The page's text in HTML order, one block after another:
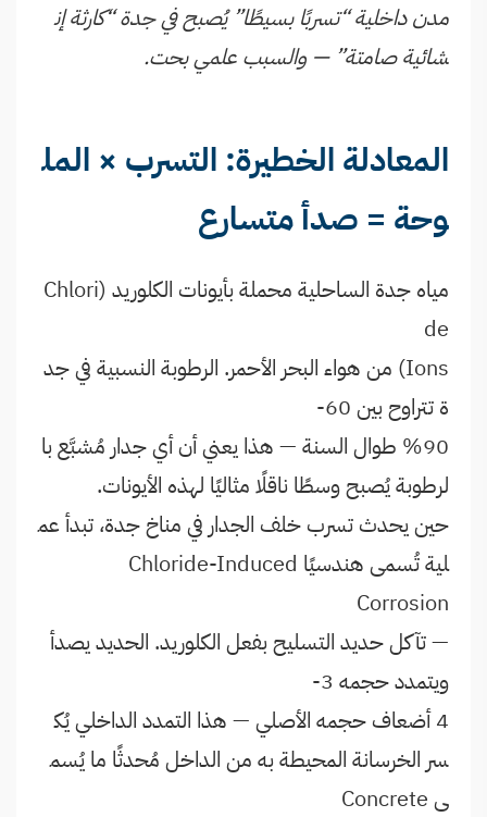
مدن داخلية “تسربًا بسيطًا” يُصبح في جدة “كارثة إن
شائية صامتة” — والسبب علمي بحت.
المعادلة الخطيرة: التسرب × المل
وحة = صدأ متسارع
مياه جدة الساحلية محملة بأيونات الكلوريد (Chlori
de
Ions) من هواء البحر الأحمر. الرطوبة النسبية في جد
ة تتراوح بين 60-
90% طوال السنة — هذا يعني أن أي جدار مُشبَّع با
لرطوبة يُصبح وسطًا ناقلًا مثاليًا لهذه الأيونات.
حين يحدث تسرب خلف الجدار في مناخ جدة، تبدأ عم
لية تُسمى هندسيًا Chloride-Induced
Corrosion
— تآكل حديد التسليح بفعل الكلوريد. الحديد يصدأ
ويتمدد حجمه 3-
4 أضعاف حجمه الأصلي — هذا التمدد الداخلي يُك
سر الخرسانة المحيطة به من الداخل مُحدثًا ما يُسم
ى Concrete